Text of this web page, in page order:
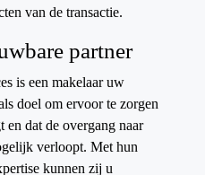
van de transactie.
partner
is een makelaar uw
doel om ervoor te zorgen
en dat de overgang naar
verloopt. Met hun
kunnen zij u